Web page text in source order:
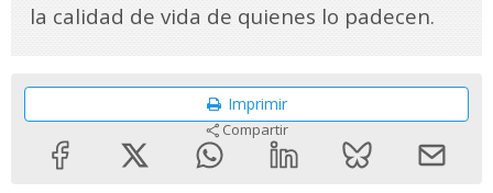
la calidad de vida de quienes lo padecen.
Imprimir
Compartir